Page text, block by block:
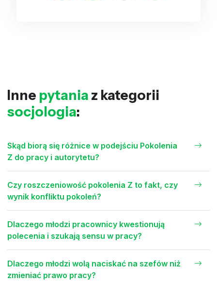
Inne pytania z kategorii
socjologia:
Skąd biorą się różnice w podejściu Pokolenia
Z do pracy i autorytetu?
Czy roszczeniowość pokolenia Z to fakt, czy
wynik konfliktu pokoleń?
Dlaczego młodzi pracownicy kwestionują
polecenia i szukają sensu w pracy?
Dlaczego młodzi wolą naciskać na szefów niż
zmieniać prawo pracy?